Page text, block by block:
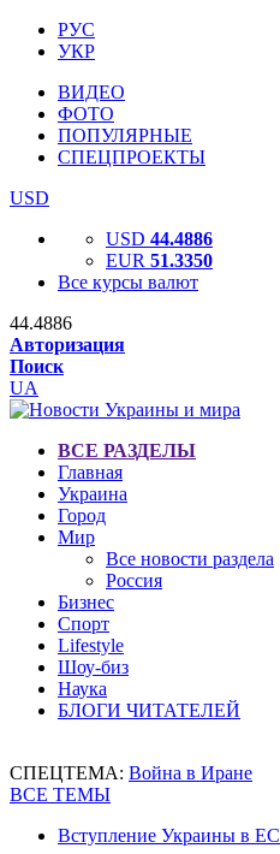
РУС
УКР
ВИДЕО
ФОТО
ПОПУЛЯРНЫЕ
СПЕЦПРОЕКТЫ
USD
USD 44.4886
EUR 51.3350
Все курсы валют
44.4886
Авторизация
Поиск
UA
ВСЕ РАЗДЕЛЫ
Главная
Украина
Город
Мир
Все новости раздела
Россия
Бизнес
Спорт
Lifestyle
Шоу-биз
Наука
БЛОГИ ЧИТАТЕЛЕЙ
СПЕЦТЕМА: Война в Иране
ВСЕ ТЕМЫ
Вступление Украины в ЕС